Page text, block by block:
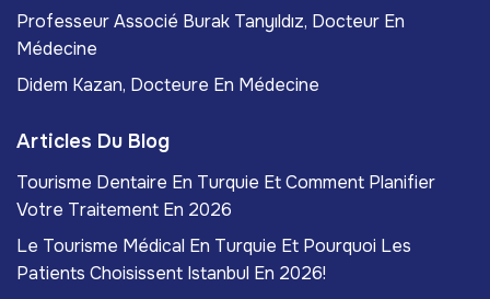
Professeur Associé Burak Tanyıldız, Docteur En
Médecine
Didem Kazan, Docteure En Médecine
Articles Du Blog
Tourisme Dentaire En Turquie Et Comment Planifier
Votre Traitement En 2026
Le Tourisme Médical En Turquie Et Pourquoi Les
Patients Choisissent Istanbul En 2026!